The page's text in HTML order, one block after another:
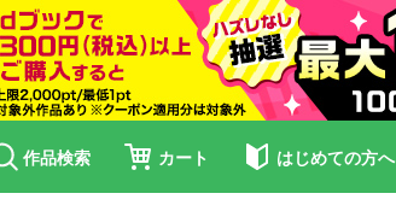
作品検索 カート はじめての方へ